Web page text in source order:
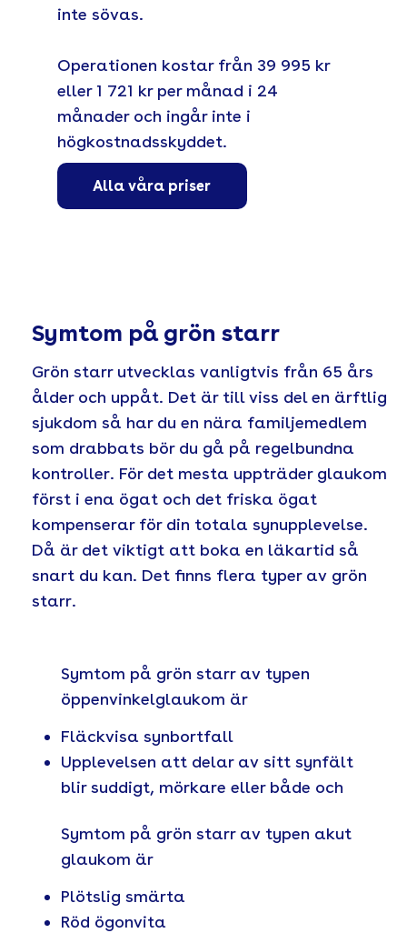
inte sövas.
Operationen kostar från 39 995 kr
eller 1 721 kr per månad i 24
månader och ingår inte i
högkostnadsskyddet.
Alla våra priser
Symtom på grön starr
Grön starr utvecklas vanligtvis från 65 års
ålder och uppåt. Det är till viss del en ärftlig
sjukdom så har du en nära familjemedlem
som drabbats bör du gå på regelbundna
kontroller. För det mesta uppträder glaukom
först i ena ögat och det friska ögat
kompenserar för din totala synupplevelse.
Då är det viktigt att boka en läkartid så
snart du kan. Det finns flera typer av grön
starr.
Symtom på grön starr av typen
öppenvinkelglaukom är
Fläckvisa synbortfall
Upplevelsen att delar av sitt synfält
blir suddigt, mörkare eller både och
Symtom på grön starr av typen akut
glaukom är
Plötslig smärta
Röd ögonvita